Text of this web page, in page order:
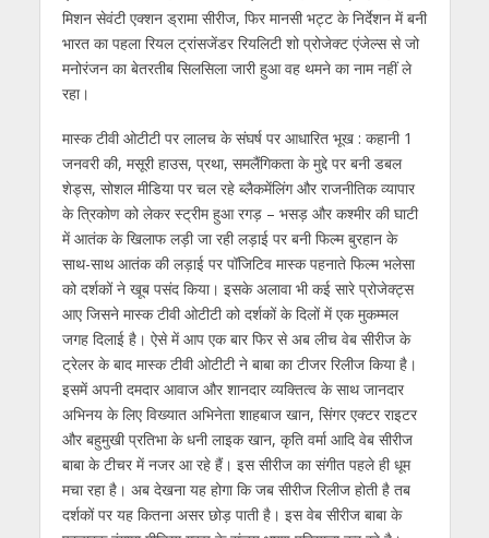
मिशन सेवंटी एक्शन ड्रामा सीरीज, फिर मानसी भट्ट के निर्देशन में बनी
भारत का पहला रियल ट्रांसजेंडर रियलिटी शो प्रोजेक्ट एंजेल्स से जो
मनोरंजन का बेतरतीब सिलसिला जारी हुआ वह थमने का नाम नहीं ले
रहा।
मास्क टीवी ओटीटी पर लालच के संघर्ष पर आधारित भूख : कहानी 1
जनवरी की, मसूरी हाउस, प्रथा, समलैंगिकता के मुद्दे पर बनी डबल
शेड्स, सोशल मीडिया पर चल रहे ब्लैकमेंलिंग और राजनीतिक व्यापार
के त्रिकोण को लेकर स्ट्रीम हुआ रगड़ – भसड़ और कश्मीर की घाटी
में आतंक के खिलाफ लड़ी जा रही लड़ाई पर बनी फिल्म बुरहान के
साथ-साथ आतंक की लड़ाई पर पॉजिटिव मास्क पहनाते फिल्म भलेसा
को दर्शकों ने खूब पसंद किया। इसके अलावा भी कई सारे प्रोजेक्ट्स
आए जिसने मास्क टीवी ओटीटी को दर्शकों के दिलों में एक मुकम्मल
जगह दिलाई है। ऐसे में आप एक बार फिर से अब लीच वेब सीरीज के
ट्रेलर के बाद मास्क टीवी ओटीटी ने बाबा का टीजर रिलीज किया है।
इसमें अपनी दमदार आवाज और शानदार व्यक्तित्व के साथ जानदार
अभिनय के लिए विख्यात अभिनेता शाहबाज खान, सिंगर एक्टर राइटर
और बहुमुखी प्रतिभा के धनी लाइक खान, कृति वर्मा आदि वेब सीरीज
बाबा के टीचर में नजर आ रहे हैं। इस सीरीज का संगीत पहले ही धूम
मचा रहा है। अब देखना यह होगा कि जब सीरीज रिलीज होती है तब
दर्शकों पर यह कितना असर छोड़ पाती है। इस वेब सीरीज बाबा के